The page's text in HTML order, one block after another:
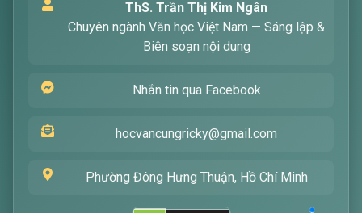
tìm kiếm các bài viết về văn học. Hãy nhập từ
khóa mà bạn quan tâm, tôi sẽ giúp bạn ngay
Liên hệ chuyên môn
ThS. Trần Thị Kim Ngân
Biên soạn nội dung
Nhắn tin qua Facebook
hocvancungricky@gmail.com